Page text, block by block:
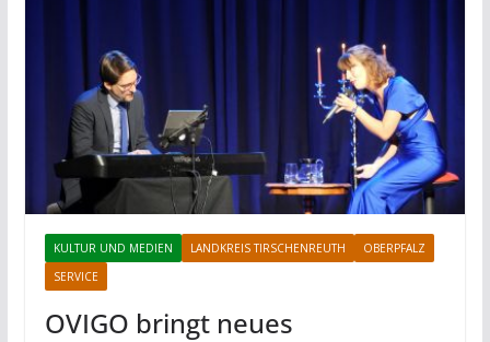
KULTUR UND MEDIEN LANDKREIS TIRSCHENREUTH
OBERPFALZ
SERVICE
OVIGO bringt neues